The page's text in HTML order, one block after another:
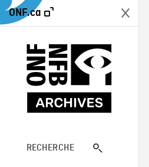
ONF.ca
RECHERCHE